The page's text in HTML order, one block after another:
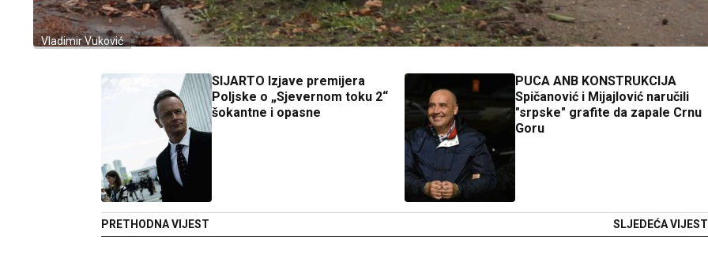
Vladimir Vuković
SIJARTO Izjave premijera
Poljske o „Sjevernom toku 2“
šokantne i opasne
PRETHODNA VIJEST
PUCA ANB KONSTRUKCIJA
Spičanović i Mijajlović naručili
"srpske" grafite da zapale Crnu
Goru
SLJEDEĆA VIJEST